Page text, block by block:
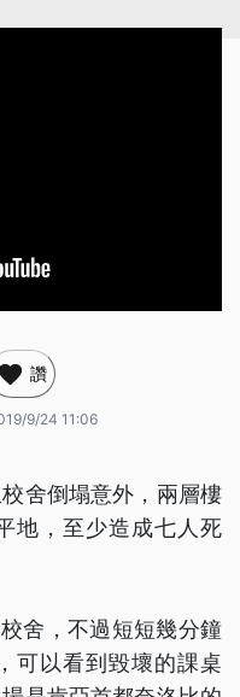
讚
9/24 11:06
舍倒塌意外，兩層樓
地，至少造成七人死
舍，不過短短幾分鐘
可以看到毀壞的課桌